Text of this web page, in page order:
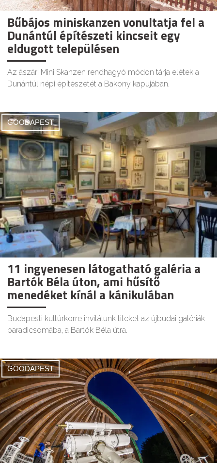
Bűbájos miniskanzen vonultatja fel a
Dunántúl építészeti kincseit egy
eldugott településen
Az ászári Mini Skanzen rendhagyó módon tárja elétek a
Dunántúl népi építészetét a Bakony kapujában.
GOODAPEST
11 ingyenesen látogatható galéria a
Bartók Béla úton, ami hűsítő
menedéket kínál a kánikulában
Budapesti kultúrkörre invitálunk titeket az újbudai galériák
paradicsomába, a Bartók Béla útra.
GOODAPEST